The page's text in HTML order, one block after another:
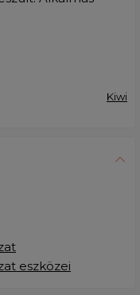
Kiwi
eszközei